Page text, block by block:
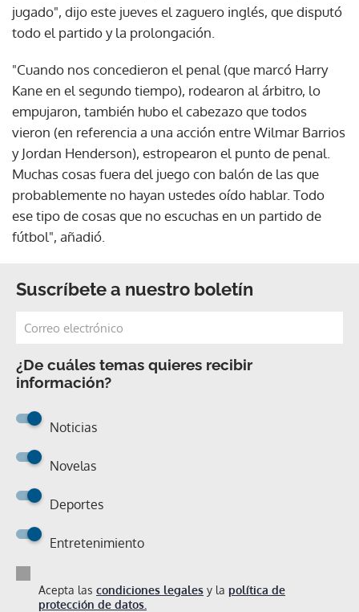
jugado", dijo este jueves el zaguero inglés, que disputó
todo el partido y la prolongación.
"Cuando nos concedieron el penal (que marcó Harry
Kane en el segundo tiempo), rodearon al árbitro, lo
empujaron, también hubo el cabezazo que todos
vieron (en referencia a una acción entre Wilmar Barrios
y Jordan Henderson), estropearon el punto de penal.
Muchas cosas fuera del juego con balón de las que
probablemente no hayan ustedes oído hablar. Todo
ese tipo de cosas que no escuchas en un partido de
fútbol", añadió.
Suscríbete a nuestro boletín
¿De cuáles temas quieres recibir
información?
Noticias
Novelas
Deportes
Entretenimiento
Acepta las condiciones legales y la política de
protección de datos.